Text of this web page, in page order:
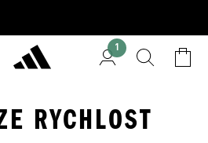
1
RYCHLOST